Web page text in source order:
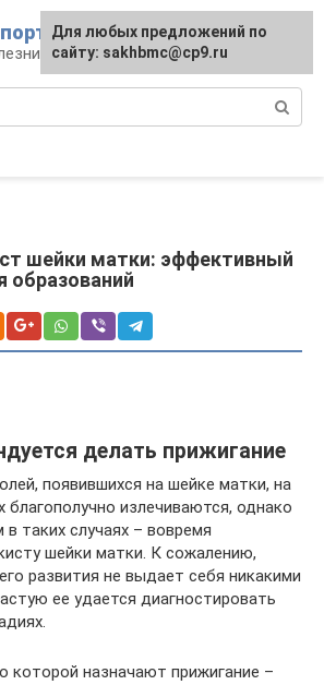
и их лечение
шейки матки: эффективный
образований
делать прижигание
появившихся на шейке матки, на
благополучно излечиваются, однако
таких случаях – вовремя
шейки матки. К сожалению,
развития не выдает себя никакими
ее удается диагностировать
которой назначают прижигание –
Для любых предложений по
сайту: sakhbmc@cp9.ru